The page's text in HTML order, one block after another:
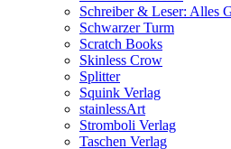
Schreiber & Leser: Alles
Schwarzer Turm
Scratch Books
Skinless Crow
Splitter
Squink Verlag
stainlessArt
Stromboli Verlag
Taschen Verlag